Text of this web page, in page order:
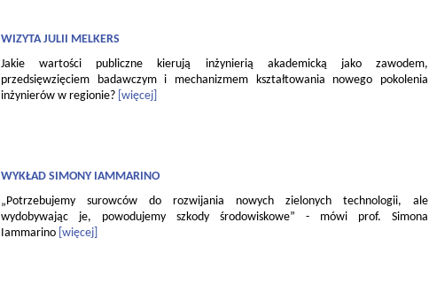
WIZYTA JULII MELKERS
Jakie wartości publiczne kierują inżynierią akademicką jako zawodem,
przedsięwzięciem badawczym i mechanizmem kształtowania nowego pokolenia
inżynierów w regionie? [więcej]
WYKŁAD SIMONY IAMMARINO
„Potrzebujemy surowców do rozwijania nowych zielonych technologii, ale
wydobywając je, powodujemy szkody środowiskowe” - mówi prof. Simona
Iammarino [więcej]